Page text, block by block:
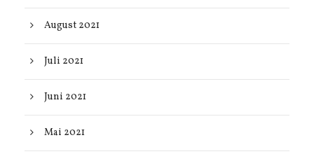
August 2021
Juli 2021
Juni 2021
Mai 2021